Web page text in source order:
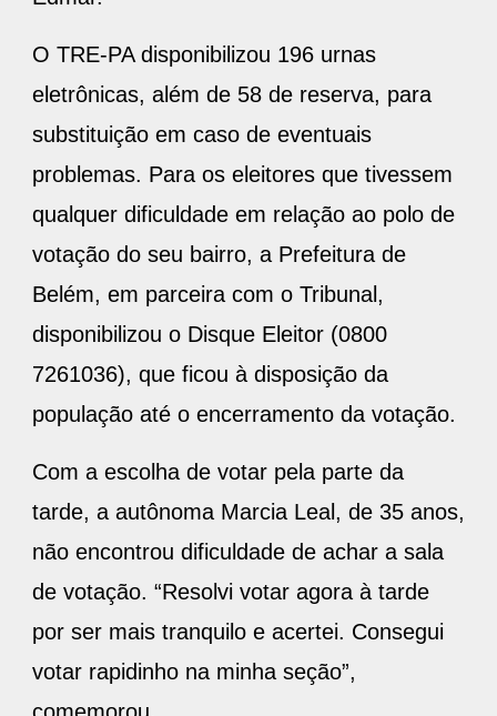
eletrônicas, além de 58 de reserva, para
substituição em caso de eventuais
problemas. Para os eleitores que tivessem
qualquer dificuldade em relação ao polo de
votação do seu bairro, a Prefeitura de
Belém, em parceira com o Tribunal,
disponibilizou o Disque Eleitor (0800
7261036), que ficou à disposição da
população até o encerramento da votação.
tarde, a autônoma Marcia Leal, de 35 anos,
não encontrou dificuldade de achar a sala
de votação. “Resolvi votar agora à tarde
por ser mais tranquilo e acertei. Consegui
votar rapidinho na minha seção”,
comemorou.